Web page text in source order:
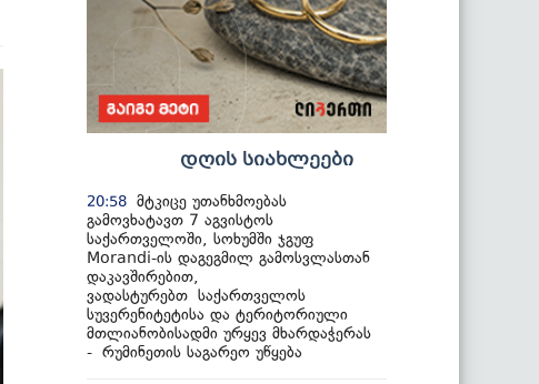
დღის სიახლეები
20:58 მტკიცე უთანხმოებას
გამოვხატავთ 7 აგვისტოს
საქართველოში, სოხუმში ჯგუფ
Morandi-ის დაგეგმილ გამოსვლასთან
დაკავშირებით,
ვადასტურებთ საქართველოს
სუვერენიტეტისა და ტერიტორიული
მთლიანობისადმი ურყევ მხარდაჭერას
- რუმინეთის საგარეო უწყება